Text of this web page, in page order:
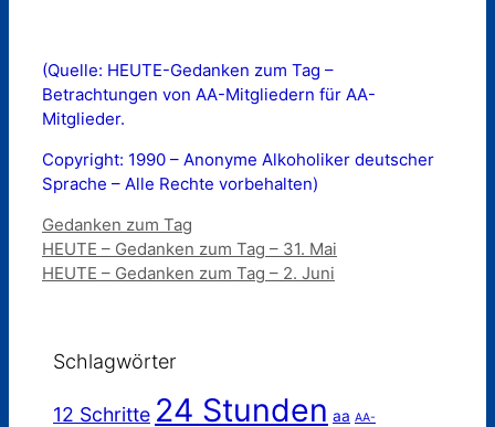
(Quelle: HEUTE-Gedanken zum Tag –
Betrachtungen von AA-Mitgliedern für AA-
Mitglieder.
Copyright: 1990 – Anonyme Alkoholiker deutscher
Sprache – Alle Rechte vorbehalten)
Kategorien
Gedanken zum Tag
HEUTE – Gedanken zum Tag – 31. Mai
HEUTE – Gedanken zum Tag – 2. Juni
Schlagwörter
12 Schritte 24 Stunden aa AA-